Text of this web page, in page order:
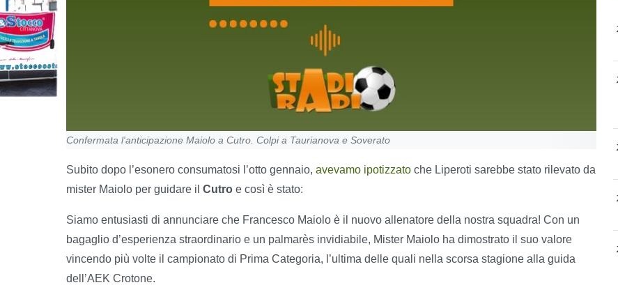
Confermata l'anticipazione Maiolo a Cutro. Colpi a Taurianova e Soverato
Subito dopo l’esonero consumatosi l’otto gennaio, avevamo ipotizzato che Liperoti sarebbe stato rilevato da
mister Maiolo per guidare il Cutro e così è stato:
Siamo entusiasti di annunciare che Francesco Maiolo è il nuovo allenatore della nostra squadra! Con un
bagaglio d’esperienza straordinario e un palmarès invidiabile, Mister Maiolo ha dimostrato il suo valore
vincendo più volte il campionato di Prima Categoria, l’ultima delle quali nella scorsa stagione alla guida
dell’AEK Crotone.